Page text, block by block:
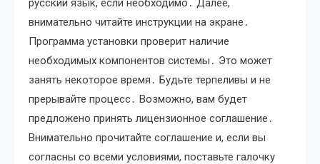
русский язык, если необходимо․ Далее,
внимательно читайте инструкции на экране․
Программа установки проверит наличие
необходимых компонентов системы․ Это может
занять некоторое время․ Будьте терпеливы и не
прерывайте процесс․ Возможно, вам будет
предложено принять лицензионное соглашение․
Внимательно прочитайте соглашение и, если вы
согласны со всеми условиями, поставьте галочку